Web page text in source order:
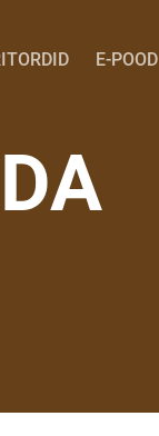
E-POOD